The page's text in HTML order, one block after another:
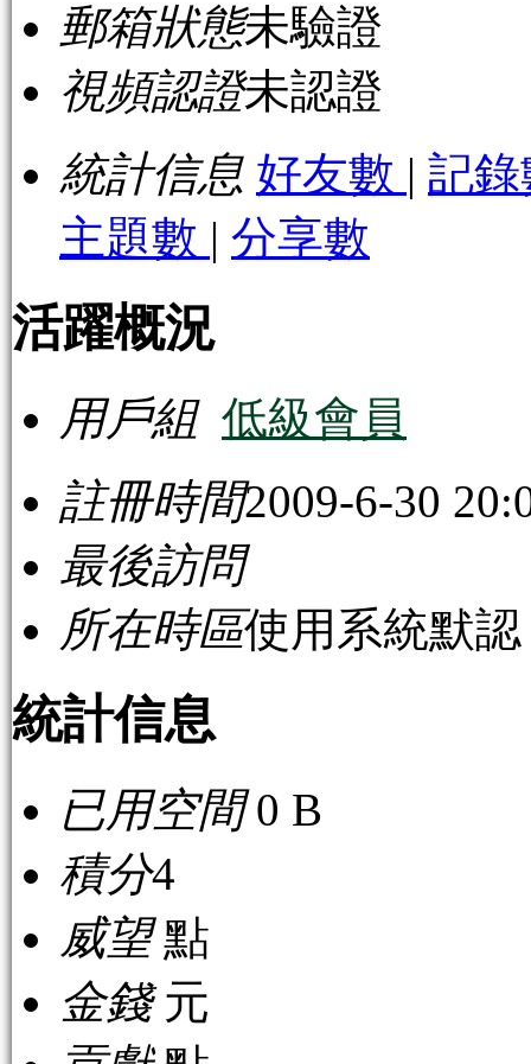
郵箱狀態未驗證
視頻認證未認證
統計信息 好友數 | 記
主題數 | 分享數
活躍概況
用戶組 低級會員
註冊時間2009-6-30
最後訪問
所在時區使用系統默認
統計信息
已用空間0 B
積分4
威望點
金錢元